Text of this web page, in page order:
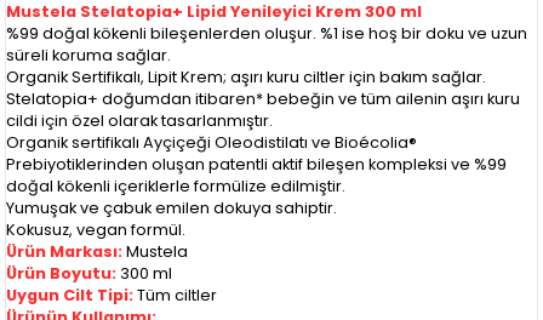
Mustela Stelatopia+ Lipid Yenileyici Krem 300 ml
%99 doğal kökenli bileşenlerden oluşur. %1 ise hoş bir doku ve uzun
süreli koruma sağlar.
Organik Sertifikalı, Lipit Krem; aşırı kuru ciltler için bakım sağlar.
Stelatopia+ doğumdan itibaren* bebeğin ve tüm ailenin aşırı kuru
cildi için özel olarak tasarlanmıştır.
Organik sertifikalı Ayçiçeği Oleodistilatı ve Bioécolia®
Prebiyotiklerinden oluşan patentli aktif bileşen kompleksi ve %99
doğal kökenli içeriklerle formülize edilmiştir.
Yumuşak ve çabuk emilen dokuya sahiptir.
Kokusuz, vegan formül.
Ürün Markası:Mustela
Ürün Boyutu: 300 ml
Uygun Cilt Tipi: Tüm ciltler